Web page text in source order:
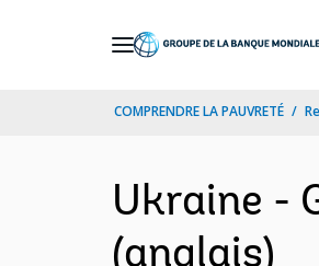
COMPRENDRE LA PAUVRETÉ
Ukraine -
(anglais)